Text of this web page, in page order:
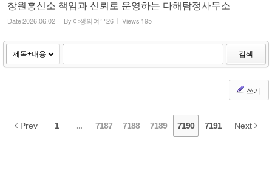
창원흥신소 책임과 신뢰로 운영하는 다해탐정사무소
Date2026.06.02 By 야생의여우26 Views 195
검색
쓰기
Prev 1 ... 7187 7188 7189 7190 7191 Next